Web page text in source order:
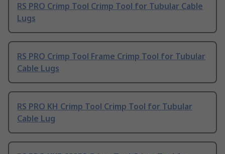
RS PRO Crimp Tool Crimp Tool for Tubular Cable
Lugs
RS PRO Crimp Tool Frame Crimp Tool for Tubular
Cable Lugs
RS PRO KH Crimp Tool Crimp Tool for Tubular
Cable Lug